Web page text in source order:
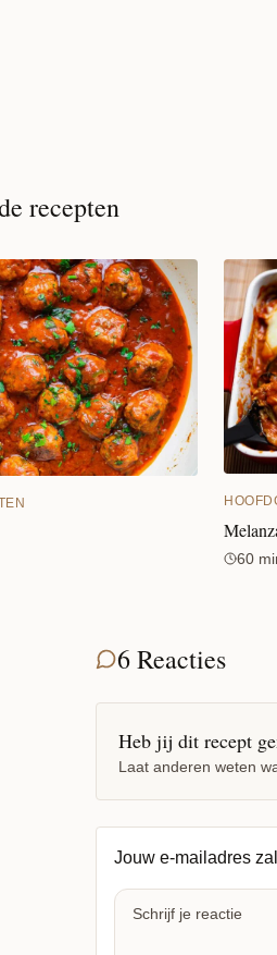
recepten
60
6 Reacties
Heb jij dit recept
Laat anderen weten
Jouw e-mailadres